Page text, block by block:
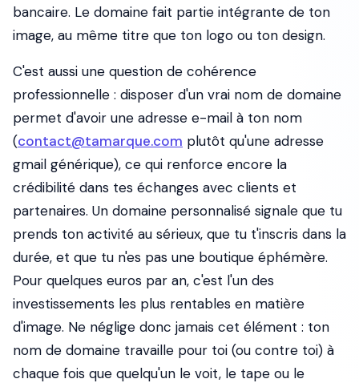
bancaire. Le domaine fait partie intégrante de ton
image, au même titre que ton logo ou ton design.
C'est aussi une question de cohérence
professionnelle : disposer d'un vrai nom de domaine
permet d'avoir une adresse e-mail à ton nom
(contact@tamarque.com plutôt qu'une adresse
gmail générique), ce qui renforce encore la
crédibilité dans tes échanges avec clients et
partenaires. Un domaine personnalisé signale que tu
prends ton activité au sérieux, que tu t'inscris dans la
durée, et que tu n'es pas une boutique éphémère.
Pour quelques euros par an, c'est l'un des
investissements les plus rentables en matière
d'image. Ne néglige donc jamais cet élément : ton
nom de domaine travaille pour toi (ou contre toi) à
chaque fois que quelqu'un le voit, le tape ou le